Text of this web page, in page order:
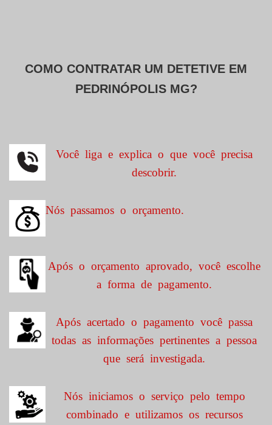
COMO CONTRATAR UM DETETIVE EM
PEDRINÓPOLIS MG?
Você liga e explica o que você precisa
descobrir.
Nós passamos o orçamento.
Após o orçamento aprovado, você escolhe
a forma de pagamento.
Após acertado o pagamento você passa
todas as informações pertinentes a pessoa
que será investigada.
Nós iniciamos o serviço pelo tempo
combinado e utilizamos os recursos